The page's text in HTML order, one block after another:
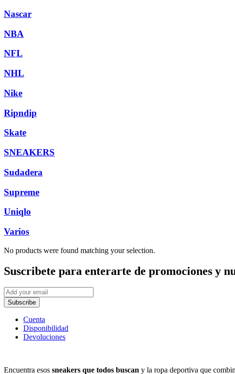
Nascar
NBA
NFL
NHL
Nike
Ripndip
Skate
SNEAKERS
Sudadera
Supreme
Uniqlo
Varios
No products were found matching your selection.
Suscribete para enterarte de promociones y
Subscribe
Cuenta
Disponibilidad
Devoluciones
Encuentra esos sneakers que todos buscan y la ropa deportiva que